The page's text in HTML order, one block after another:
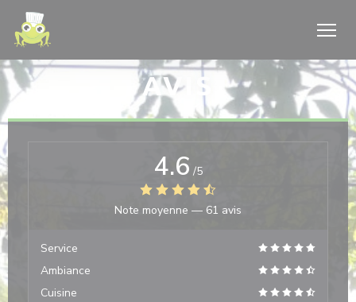
Personnalisation de vos choix en matière de cookies
AVIS
4.6 /5
Note moyenne — 61 avis
Service
Ambiance
Cuisine